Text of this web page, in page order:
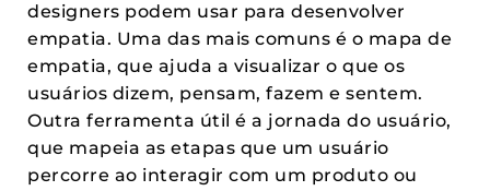
designers podem usar para desenvolver
empatia. Uma das mais comuns é o mapa de
empatia, que ajuda a visualizar o que os
usuários dizem, pensam, fazem e sentem.
Outra ferramenta útil é a jornada do usuário,
que mapeia as etapas que um usuário
percorre ao interagir com um produto ou